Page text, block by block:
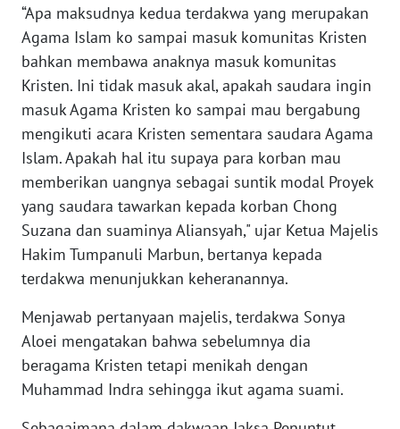
“Apa maksudnya kedua terdakwa yang merupakan
Agama Islam ko sampai masuk komunitas Kristen
bahkan membawa anaknya masuk komunitas
Kristen. Ini tidak masuk akal, apakah saudara ingin
masuk Agama Kristen ko sampai mau bergabung
mengikuti acara Kristen sementara saudara Agama
Islam. Apakah hal itu supaya para korban mau
memberikan uangnya sebagai suntik modal Proyek
yang saudara tawarkan kepada korban Chong
Suzana dan suaminya Aliansyah," ujar Ketua Majelis
Hakim Tumpanuli Marbun, bertanya kepada
terdakwa menunjukkan keheranannya.
Menjawab pertanyaan majelis, terdakwa Sonya
Aloei mengatakan bahwa sebelumnya dia
beragama Kristen tetapi menikah dengan
Muhammad Indra sehingga ikut agama suami.
WN
JATENG
NUSANTARA
WN
JOGJA
WN
JATIM
WN
WN
KALTENG